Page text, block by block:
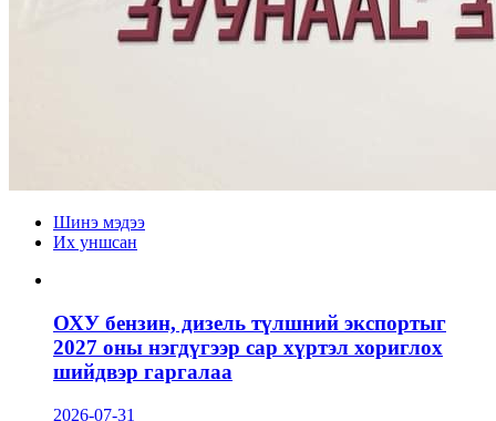
Шинэ мэдээ
Их уншсан
ОХУ бензин, дизель түлшний экспортыг
2027 оны нэгдүгээр сар хүртэл хориглох
шийдвэр гаргалаа
2026-07-31